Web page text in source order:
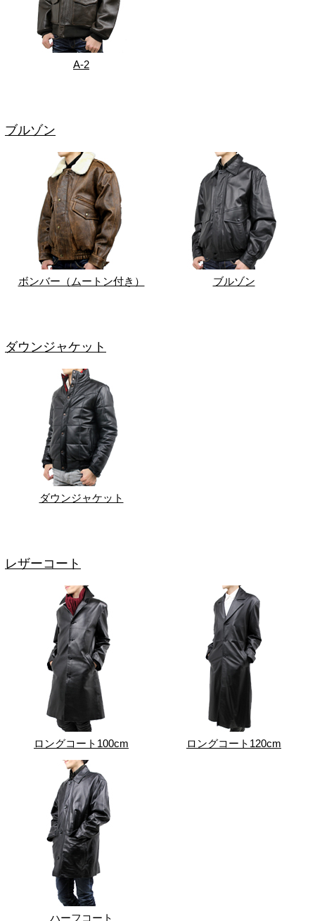
A-2
ブルゾン
ボンバー（ムートン付き） ブルゾン
ダウンジャケット
ダウンジャケット
レザーコート
ロングコート100cm ロングコート120cm
ハーフコート